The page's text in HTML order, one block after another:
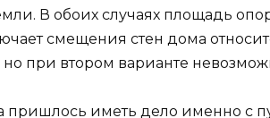
В обоих случаях площадь
смещения стен дома
при втором варианте
пришлось иметь дело именно с